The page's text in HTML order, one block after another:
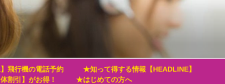
飛行機の電話予約
★知って得する情報【HEADLINE】
割引】がお得！
★はじめての方へ